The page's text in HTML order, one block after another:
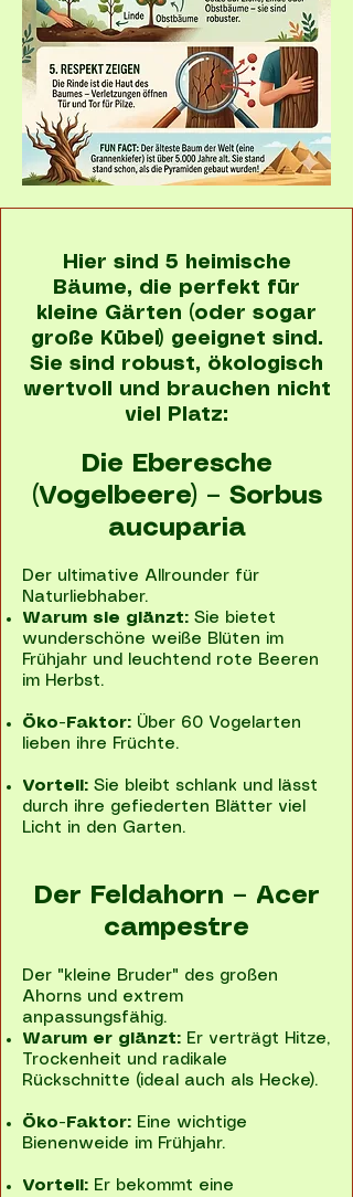
Hier sind 5 heimische
Bäume, die perfekt für
kleine Gärten (oder sogar
große Kübel) geeignet sind.
Sie sind robust, ökologisch
wertvoll und brauchen nicht
viel Platz:
Die Eberesche
(Vogelbeere) – Sorbus
aucuparia
Der ultimative Allrounder für
Naturliebhaber.
Warum sie glänzt: Sie bietet
wunderschöne weiße Blüten im
Frühjahr und leuchtend rote Beeren
im Herbst.
Öko-Faktor: Über 60 Vogelarten
lieben ihre Früchte.
Vorteil: Sie bleibt schlank und lässt
durch ihre gefiederten Blätter viel
Licht in den Garten.
Der Feldahorn – Acer
campestre
Der "kleine Bruder" des großen
Ahorns und extrem
anpassungsfähig.
Warum er glänzt: Er verträgt Hitze,
Trockenheit und radikale
Rückschnitte (ideal auch als Hecke).
Öko-Faktor: Eine wichtige
Bienenweide im Frühjahr.
Vorteil: Er bekommt eine